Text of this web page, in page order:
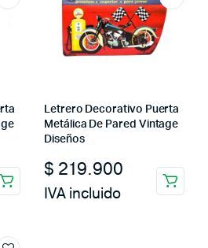
Letrero Decorativo Puerta
Metálica De Pared Vintage
Diseños
$ 219.900
IVA incluido